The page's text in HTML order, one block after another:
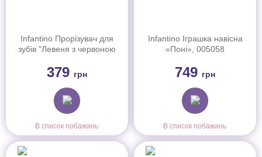
Infantino Прорізувач для
зубів "Левеня з червоною
379 грн
В список побажань
Infantino Іграшка навісна
«Поні», 005058
749 грн
В список побажань